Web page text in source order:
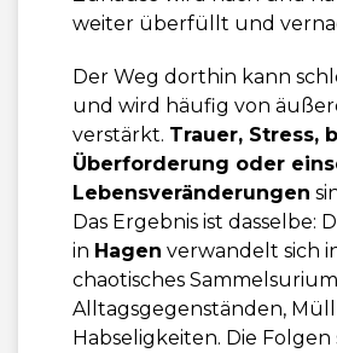
weiter überfüllt und
Der Weg dorthin kann
und wird häufig von
verstärkt. Trauer, Stress,
Überforderung oder
Lebensveränderungen
Das Ergebnis ist dasselbe:
in Hagen verwandelt sich
chaotisches
Alltagsgegenständen,
Habseligkeiten. Die Folgen